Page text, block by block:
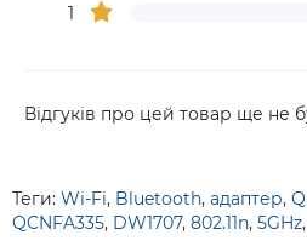
1
Відгуків про цей товар ще не
Теги: Wi-Fi, Bluetooth, адаптер,
QCNFA335, DW1707, 802.11n, 5GHz,